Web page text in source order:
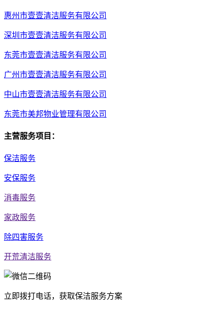
惠州市壹壹清洁服务有限公司
深圳市壹壹清洁服务有限公司
东莞市壹壹清洁服务有限公司
广州市壹壹清洁服务有限公司
中山市壹壹清洁服务有限公司
东莞市美邦物业管理有限公司
主营服务项目：
保洁服务
安保服务
消毒服务
家政服务
除四害服务
开荒清洁服务
立即拨打电话，获取保洁服务方案